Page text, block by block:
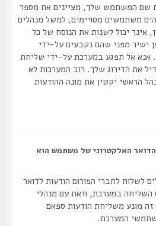
המשתמש שלך, מציינים את מספר
מסויימים, למשל מנהלים
יכול לשנות את הנוסח של כל
מפני שהם נקבעים על-ידי
אל תפגע במערכת על-ידי שליחת
הדירוג שלך. רוב המערכות לא
יקטין את מונה ההודעות
האלקטרוני של משתמש הוא
לחברי הפורום הודעות לדואר
במערכת, וזאת עם מנהלי
משליחת הודעות ספאם
המערכת.